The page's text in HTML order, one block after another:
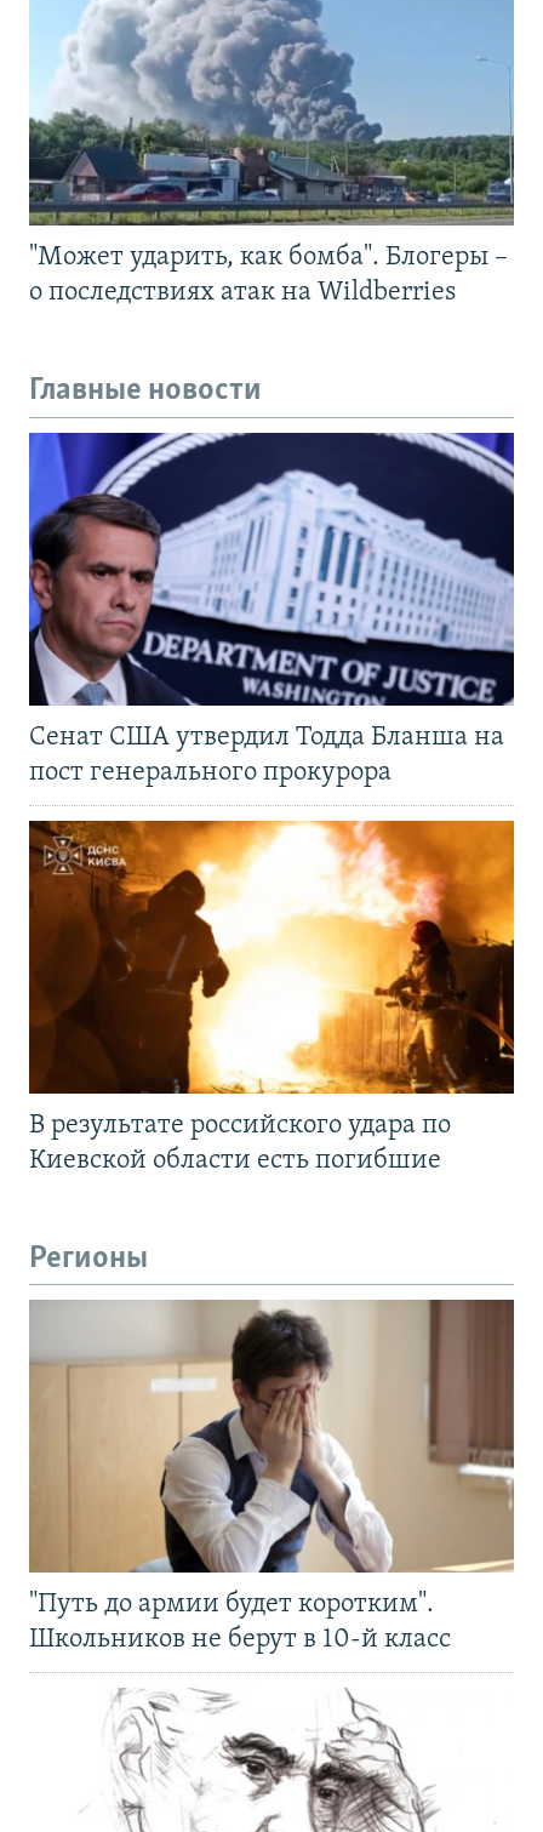
"Может ударить, как бомба". Блогеры –
о последствиях атак на Wildberries
Главные новости
Сенат США утвердил Тодда Бланша на
пост генерального прокурора
В результате российского удара по
Киевской области есть погибшие
Регионы
"Путь до армии будет коротким".
Школьников не берут в 10-й класс